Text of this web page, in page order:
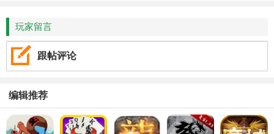
玩家留言
跟帖评论
编辑推荐